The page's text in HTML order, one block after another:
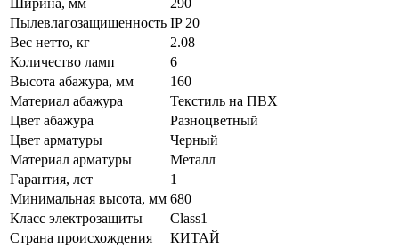
Пылевлагозащищенность IP 20
Вес нетто, кг
2.08
Количество ламп
6
Высота абажура, мм
160
Материал абажура
Текстиль на ПВХ
Цвет абажура
Разноцветный
Цвет арматуры
Черный
Материал арматуры
Металл
Гарантия, лет
1
Минимальная высота, мм 680
Класс электрозащиты
Class1
Страна происхождения
КИТАЙ